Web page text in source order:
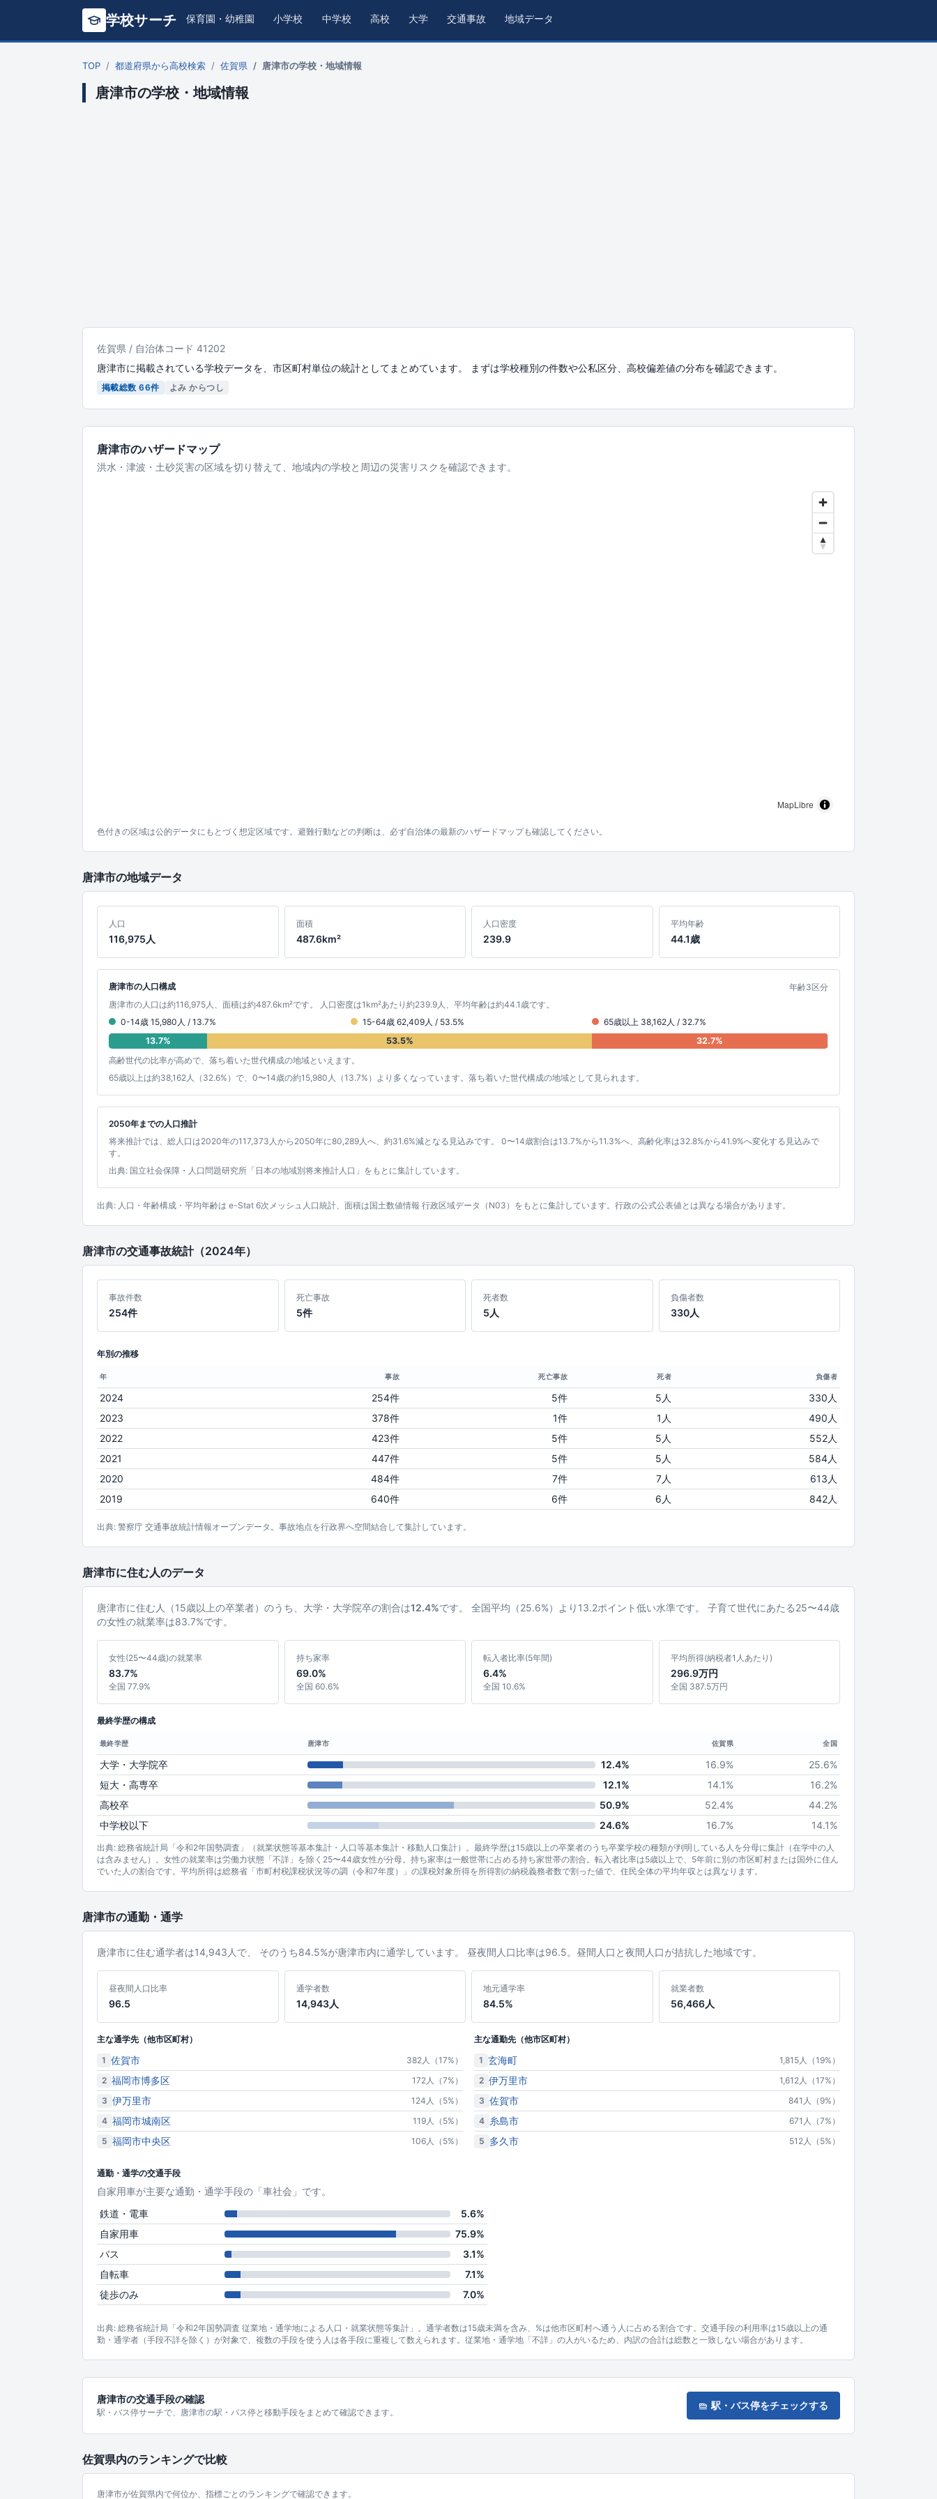
学校サーチ 保育園・幼稚園 小学校 中学校 高校 大学 交通事故 地域データ
TOP 都道府県から高校検索 佐賀県 唐津市の学校・地域情報
唐津市の学校・地域情報
佐賀県 / 自治体コード 41202
唐津市に掲載されている学校データを、市区町村単位の統計としてまとめています。 まずは学校種別の件数や公私区分、高校偏差値の分布を確認できます。
掲載総数 66件 よみ からつし
唐津市のハザードマップ
洪水・津波・土砂災害の区域を切り替えて、地域内の学校と周辺の災害リスクを確認できます。
MapLibre
色付きの区域は公的データにもとづく想定区域です。避難行動などの判断は、必ず自治体の最新のハザードマップも確認してください。
唐津市の地域データ
人口
116,975人
面積
487.6km²
人口密度
239.9
平均年齢
44.1歳
唐津市の人口構成
年齢3区分
唐津市の人口は約116,975人、面積は約487.6km²です。 人口密度は1km²あたり約239.9人、平均年齢は約44.1歳です。
0-14歳 15,980人 / 13.7%
15-64歳 62,409人 / 53.5%
65歳以上 38,162人 / 32.7%
13.7%
53.5%
32.7%
高齢世代の比率が高めで、落ち着いた世代構成の地域といえます。
65歳以上は約38,162人（32.6%）で、0〜14歳の約15,980人（13.7%）より多くなっています。落ち着いた世代構成の地域として見られます。
2050年までの人口推計
将来推計では、総人口は2020年の117,373人から2050年に80,289人へ、約31.6%減となる見込みです。 0〜14歳割合は13.7%から11.3%へ、高齢化率は32.8%から41.9%へ変化する見込みで
す。
出典: 国立社会保障・人口問題研究所「日本の地域別将来推計人口」をもとに集計しています。
出典: 人口・年齢構成・平均年齢は e-Stat 6次メッシュ人口統計、面積は国土数値情報 行政区域データ（N03）をもとに集計しています。行政の公式公表値とは異なる場合があります。
唐津市の交通事故統計（2024年）
事故件数
254件
死亡事故
5件
死者数
5人
負傷者数
330人
年別の推移
年 事故 死亡事故 死者 負傷者
2024 254件 5件 5人
330人
2023
378件 1件 1人
490人
2022
423件 5件 5人
552人
2021
447件 5件 5人
584人
2020
484件 7件 7人
613人
2019
640件 6件 6人 842人
出典: 警察庁 交通事故統計情報オープンデータ。事故地点を行政界へ空間結合して集計しています。
唐津市に住む人のデータ
唐津市に住む人（15歳以上の卒業者）のうち、大学・大学院卒の割合は12.4%です。 全国平均（25.6%）より13.2ポイント低い水準です。 子育て世代にあたる25〜44歳
の女性の就業率は83.7%です。
女性(25〜44歳)の就業率
83.7%
全国 77.9%
持ち家率
69.0%
全国 60.6%
転入者比率(5年間)
6.4%
全国 10.6%
平均所得(納税者1人あたり)
296.9万円
全国 387.5万円
最終学歴の構成
最終学歴 唐津市 佐賀県 全国
大学・大学院卒 12.4% 16.9%
25.6%
短大・高専卒
12.1% 14.1%
16.2%
高校卒
50.9% 52.4%
44.2%
中学校以下
24.6% 16.7% 14.1%
出典: 総務省統計局「令和2年国勢調査」（就業状態等基本集計・人口等基本集計・移動人口集計）。最終学歴は15歳以上の卒業者のうち卒業学校の種類が判明している人を分母に集計（在学中の人
は含みません）。女性の就業率は労働力状態「不詳」を除く25〜44歳女性が分母。持ち家率は一般世帯に占める持ち家世帯の割合。転入者比率は5歳以上で、5年前に別の市区町村または国外に住ん
でいた人の割合です。平均所得は総務省「市町村税課税状況等の調（令和7年度）」の課税対象所得を所得割の納税義務者数で割った値で、住民全体の平均年収とは異なります。
唐津市の通勤・通学
唐津市に住む通学者は14,943人で、 そのうち84.5%が唐津市内に通学しています。 昼夜間人口比率は96.5。昼間人口と夜間人口が拮抗した地域です。
昼夜間人口比率
96.5
通学者数
14,943人
地元通学率
84.5%
就業者数
56,466人
主な通学先（他市区町村）
1 佐賀市
382人（17%）
2 福岡市博多区
172人（7%）
3 伊万里市
124人（5%）
4 福岡市城南区
119人（5%）
5 福岡市中央区 106人（5%）
主な通勤先（他市区町村）
1 玄海町
1,815人（19%）
2 伊万里市
1,612人（17%）
3 佐賀市
841人（9%）
4 糸島市
671人（7%）
5 多久市 512人（5%）
通勤・通学の交通手段
自家用車が主要な通勤・通学手段の「車社会」です。
鉄道・電車
5.6%
自家用車
75.9%
バス
3.1%
自転車
7.1%
徒歩のみ
7.0%
出典: 総務省統計局「令和2年国勢調査 従業地・通学地による人口・就業状態等集計」。通学者数は15歳未満を含み、%は他市区町村へ通う人に占める割合です。交通手段の利用率は15歳以上の通
勤・通学者（手段不詳を除く）が対象で、複数の手段を使う人は各手段に重複して数えられます。従業地・通学地「不詳」の人がいるため、内訳の合計は総数と一致しない場合があります。
唐津市の交通手段の確認
駅・バス停サーチで、唐津市の駅・バス停と移動手段をまとめて確認できます。
駅・バス停をチェックする
佐賀県内のランキングで比較
唐津市が佐賀県内で何位か、指標ごとのランキングで確認できます。